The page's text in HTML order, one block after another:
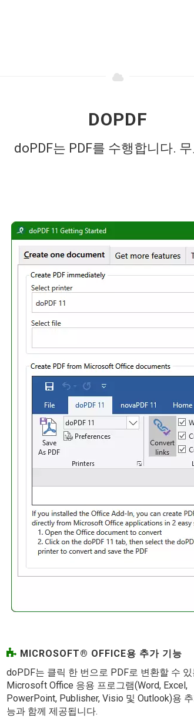
DOPDF
doPDF는 PDF를 수행합니다.
MICROSOFT® OFFICE용 추가 기능
doPDF는 클릭 한 번으로 PDF로 변환할 수 있
Microsoft Office 응용 프로그램(Word, Excel,
PowerPoint, Publisher, Visio 및 Outlook)용
능과 함께 제공됩니다.